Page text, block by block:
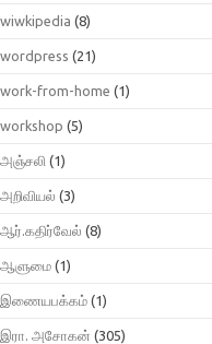
wiwkipedia (8)
wordpress (21)
work-from-home (1)
workshop (5)
அஞ்சலி (1)
அறிவியல் (3)
ஆர்.கதிர்வேல் (8)
ஆளுமை (1)
இணையபக்கம் (1)
இரா. அசோகன் (305)